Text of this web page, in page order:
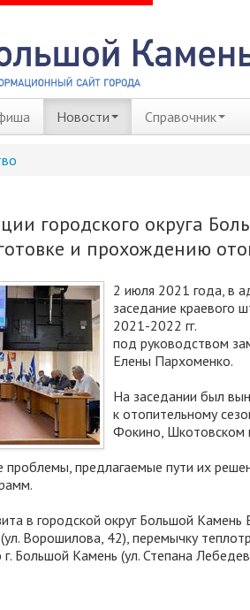
Новости Справочник
городского округа
и прохождению
2 июля 2021 года, в
заседание краевого
2021-2022 гг.
под руководством
Елены Пархоменко.
На заседании был
к отопительному
Фокино, Шкотовском
предлагаемые пути их
в городской округ Большой
Ворошилова, 42), перемычку
Большой Камень (ул. Степана